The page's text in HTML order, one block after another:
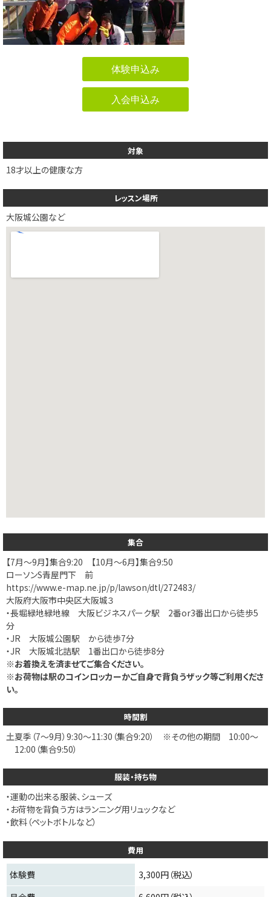
体験申込み
入会申込み
対象
18才以上の健康な方
レッスン場所
大阪城公園など
集合
【7月～9月】集合9:20 【10月～6月】集合9:50
ローソンS青屋門下 前
https://www.e-map.ne.jp/p/lawson/dtl/272483/
大阪府大阪市中央区大阪城３
・長堀緑地緑地線 大阪ビジネスパーク駅 2番or3番出口から徒歩5
分
・JR 大阪城公園駅 から徒歩7分
・JR 大阪城北詰駅 1番出口から徒歩8分
※お着換えを済ませてご集合ください。
※お荷物は駅のコインロッカーかご自身で背負うザック等ご利用くださ
い。
時間割
土夏季（7～9月）9:30～11:30（集合9:20） ※その他の期間 10:00～
12:00（集合9:50）
服装・持ち物
・運動の出来る服装、シューズ
・お荷物を背負う方はランニング用リュックなど
・飲料（ペットボトルなど）
費用
体験費
3,300円（税込）